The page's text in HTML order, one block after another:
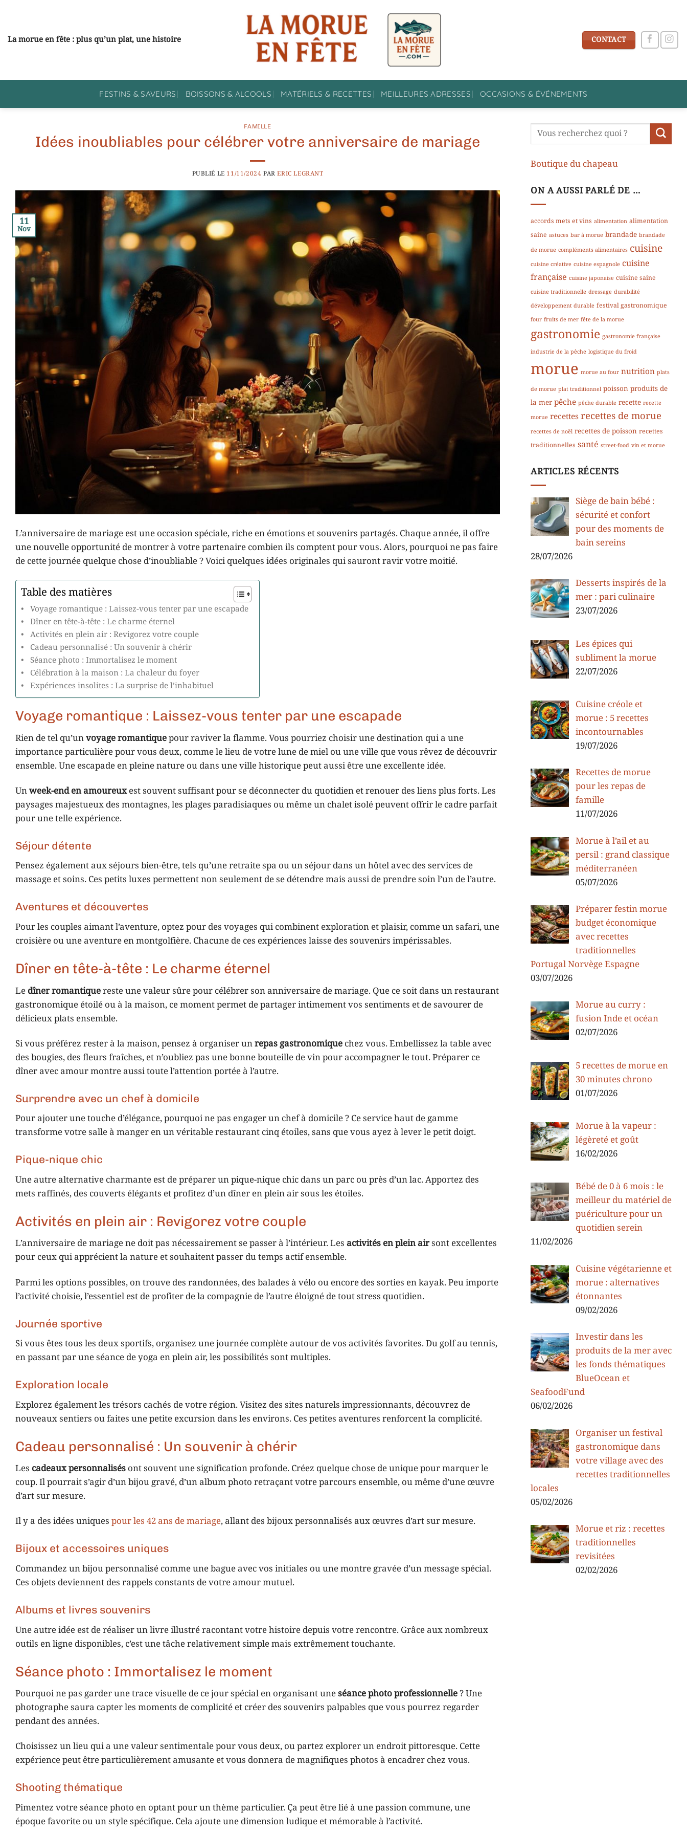
contenu
La morue en fête : plus qu’un plat, une histoire CONTACT
FESTINS & SAVEURS BOISSONS & ALCOOLS MATÉRIELS & RECETTES MEILLEURES ADRESSES OCCASIONS & ÉVÉNEMENTS
FAMILLE
Idées inoubliables pour célébrer votre anniversaire de mariage
PUBLIÉ LE 11/11/2024 PARERIC LEGRANT
11
Nov
L’anniversaire de mariage est une occasion spéciale, riche en émotions et souvenirs partagés. Chaque année, il offre
une nouvelle opportunité de montrer à votre partenaire combien ils comptent pour vous. Alors, pourquoi ne pas faire
de cette journée quelque chose d’inoubliable ? Voici quelques idées originales qui sauront ravir votre moitié.
Table des matières
Voyage romantique : Laissez-vous tenter par une escapade
Dîner en tête-à-tête : Le charme éternel
Activités en plein air : Revigorez votre couple
Cadeau personnalisé : Un souvenir à chérir
Séance photo : Immortalisez le moment
Célébration à la maison : La chaleur du foyer
Expériences insolites : La surprise de l’inhabituel
Voyage romantique : Laissez-vous tenter par une escapade
Rien de tel qu’unvoyage romantiquepour raviver la flamme. Vous pourriez choisir une destination qui a une
importance particulière pour vous deux, comme le lieu de votre lune de miel ou une ville que vous rêvez de découvrir
ensemble. Une escapade en pleine nature ou dans une ville historique peut aussi être une excellente idée.
Unweek-end en amoureuxest souvent suffisant pour se déconnecter du quotidien et renouer des liens plus forts. Les
paysages majestueux des montagnes, les plages paradisiaques ou même un chalet isolé peuvent offrir le cadre parfait
pour une telle expérience.
Séjour détente
Pensez également aux séjours bien-être, tels qu’une retraite spa ou un séjour dans un hôtel avec des services de
massage et soins. Ces petits luxes permettent non seulement de se détendre mais aussi de prendre soin l’un de l’autre.
Aventures et découvertes
Pour les couples aimant l’aventure, optez pour des voyages qui combinent exploration et plaisir, comme un safari, une
croisière ou une aventure en montgolfière. Chacune de ces expériences laisse des souvenirs impérissables.
Dîner en tête-à-tête : Le charme éternel
Le dîner romantiquereste une valeur sûre pour célébrer son anniversaire de mariage. Que ce soit dans un restaurant
gastronomique étoilé ou à la maison, ce moment permet de partager intimement vos sentiments et de savourer de
délicieux plats ensemble.
Si vous préférez rester à la maison, pensez à organiser unrepas gastronomique chez vous. Embellissez la table avec
des bougies, des fleurs fraîches, et n’oubliez pas une bonne bouteille de vin pour accompagner le tout. Préparer ce
dîner avec amour montre aussi toute l’attention portée à l’autre.
Surprendre avec un chef à domicile
Pour ajouter une touche d’élégance, pourquoi ne pas engager un chef à domicile ? Ce service haut de gamme
transforme votre salle à manger en un véritable restaurant cinq étoiles, sans que vous ayez à lever le petit doigt.
Pique-nique chic
Une autre alternative charmante est de préparer un pique-nique chic dans un parc ou près d’un lac. Apportez des
mets raffinés, des couverts élégants et profitez d’un dîner en plein air sous les étoiles.
Activités en plein air : Revigorez votre couple
L’anniversaire de mariage ne doit pas nécessairement se passer à l’intérieur. Les activités en plein airsont excellentes
pour ceux qui apprécient la nature et souhaitent passer du temps actif ensemble.
Parmi les options possibles, on trouve des randonnées, des balades à vélo ou encore des sorties en kayak. Peu importe
l’activité choisie, l’essentiel est de profiter de la compagnie de l’autre éloigné de tout stress quotidien.
Journée sportive
Si vous êtes tous les deux sportifs, organisez une journée complète autour de vos activités favorites. Du golf au tennis,
en passant par une séance de yoga en plein air, les possibilités sont multiples.
Exploration locale
Explorez également les trésors cachés de votre région. Visitez des sites naturels impressionnants, découvrez de
nouveaux sentiers ou faites une petite excursion dans les environs. Ces petites aventures renforcent la complicité.
Cadeau personnalisé : Un souvenir à chérir
Les cadeaux personnalisés ont souvent une signification profonde. Créez quelque chose de unique pour marquer le
coup. Il pourrait s’agir d’un bijou gravé, d’un album photo retraçant votre parcours ensemble, ou même d’une œuvre
d’art sur mesure.
Il y a des idées uniques pour les 42 ans de mariage, allant des bijoux personnalisés aux œuvres d’art sur mesure.
Bijoux et accessoires uniques
Commandez un bijou personnalisé comme une bague avec vos initiales ou une montre gravée d’un message spécial.
Ces objets deviennent des rappels constants de votre amour mutuel.
Albums et livres souvenirs
Une autre idée est de réaliser un livre illustré racontant votre histoire depuis votre rencontre. Grâce aux nombreux
outils en ligne disponibles, c’est une tâche relativement simple mais extrêmement touchante.
Séance photo : Immortalisez le moment
Pourquoi ne pas garder une trace visuelle de ce jour spécial en organisant uneséance photo professionnelle? Une
photographe saura capter les moments de complicité et créer des souvenirs palpables que vous pourrez regarder
pendant des années.
Choisissez un lieu qui a une valeur sentimentale pour vous deux, ou partez explorer un endroit pittoresque. Cette
expérience peut être particulièrement amusante et vous donnera de magnifiques photos à encadrer chez vous.
Shooting thématique
Pimentez votre séance photo en optant pour un thème particulier. Ça peut être lié à une passion commune, une
époque favorite ou un style spécifique. Cela ajoute une dimension ludique et mémorable à l’activité.
Boutique du chapeau
ON A AUSSI PARLÉ DE …
accords mets et vins alimentation alimentation
saine astuces bar à morue brandade brandade
de morue compléments alimentaires cuisine
cuisine créative cuisine espagnole cuisine
française cuisine japonaise cuisine saine
cuisine traditionnelle dressage durabilité
développement durable festival gastronomique
four fruits de mer fête de la morue
gastronomie gastronomie française
industrie de la pêche logistique du froid
morue morue au four nutrition plats
de morue plat traditionnel poisson produits de
la mer pêche pêche durable recette recette
morue recettes recettes de morue
recettes de noël recettes de poisson recettes
traditionnelles santé street-food vin et morue
ARTICLES RÉCENTS
Siège de bain bébé :
sécurité et confort
pour des moments de
bain sereins
28/07/2026
Desserts inspirés de la
mer : pari culinaire
23/07/2026
Les épices qui
subliment la morue
22/07/2026
Cuisine créole et
morue : 5 recettes
incontournables
19/07/2026
Recettes de morue
pour les repas de
famille
11/07/2026
Morue à l’ail et au
persil : grand classique
méditerranéen
05/07/2026
Préparer festin morue
budget économique
avec recettes
traditionnelles
Portugal Norvège Espagne
03/07/2026
Morue au curry :
fusion Inde et océan
02/07/2026
5 recettes de morue en
30 minutes chrono
01/07/2026
Morue à la vapeur :
légèreté et goût
16/02/2026
Bébé de 0 à 6 mois : le
meilleur du matériel de
puériculture pour un
quotidien serein
11/02/2026
Cuisine végétarienne et
morue : alternatives
étonnantes
09/02/2026
Investir dans les
produits de la mer avec
les fonds thématiques
BlueOcean et
SeafoodFund
06/02/2026
Organiser un festival
gastronomique dans
votre village avec des
recettes traditionnelles
locales
05/02/2026
Morue et riz : recettes
traditionnelles
revisitées
02/02/2026